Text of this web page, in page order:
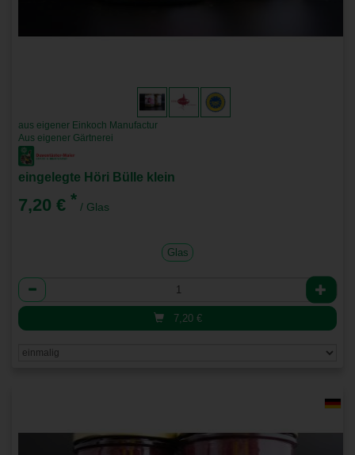
aus eigener Einkoch Manufactur
Aus eigener Gärtnerei
eingelegte Höri Bülle klein
7,20 € * / Glas
Glas
Anzahl
7,20 €